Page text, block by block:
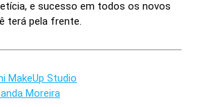
e sucesso em todos os novos
terá pela frente.
MakeUp Studio
Moreira